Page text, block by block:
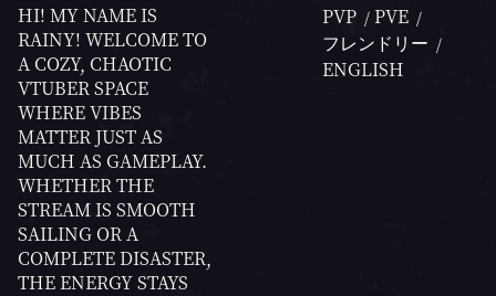
HI! MY NAME IS
RAINY! WELCOME TO
A COZY, CHAOTIC
VTUBER SPACE
WHERE VIBES
MATTER JUST AS
MUCH AS GAMEPLAY.
WHETHER THE
STREAM IS SMOOTH
SAILING OR A
COMPLETE DISASTER,
THE ENERGY STAYS
PVP
PVE
フレンドリー
ENGLISH